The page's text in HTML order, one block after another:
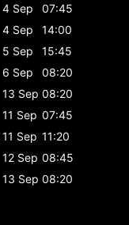
4 Sep
07:45
4 Sep
14:00
5 Sep
15:45
6 Sep
08:20
13 Sep 08:20
11 Sep 07:45
11 Sep 11:20
12 Sep 08:45
13 Sep 08:20